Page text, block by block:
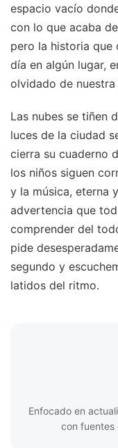
espacio vacío
con lo que acaba
pero la historia que
día en algún lugar,
olvidado de
Las nubes se tiñen
luces de la ciudad
cierra su cuaderno
los niños siguen
y la música, eterna
advertencia que
comprender del
pide
segundo y
latidos del ritmo.
Enfocado en
con fuentes